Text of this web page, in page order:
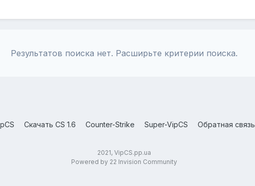
Результатов поиска нет. Расширьте критерии поиска.
Скачать CS 1.6 Counter-Strike Super-VipCS Обратная связь
2021, VipCS.pp.ua
Powered by 22 Invision Community